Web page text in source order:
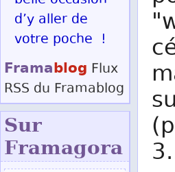
d’y aller de
votre poche !
Framablog Flux
RSS du Framablog
Sur
Framagora